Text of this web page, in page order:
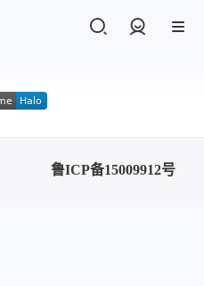
鲁ICP备15009912号